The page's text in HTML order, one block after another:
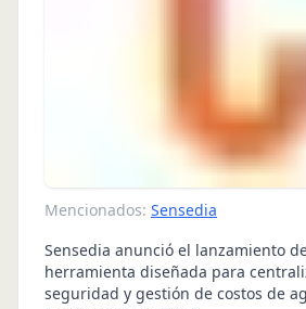
Mencionados: Sensedia
Sensedia anunció el lanzamiento
herramienta diseñada para
seguridad y gestión de costos de